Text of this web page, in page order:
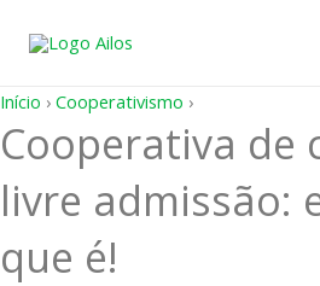
para
conteúdo
Início › Cooperativismo ›
Cooperativa de
livre admissão:
que é!